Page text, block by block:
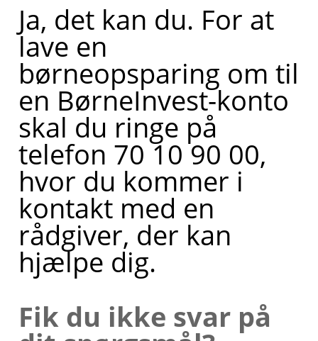
Ja, det kan du. For at
lave en
børneopsparing om til
en BørneInvest-konto
skal du ringe på
telefon 70 10 90 00,
hvor du kommer i
kontakt med en
rådgiver, der kan
hjælpe dig.
Fik du ikke svar på